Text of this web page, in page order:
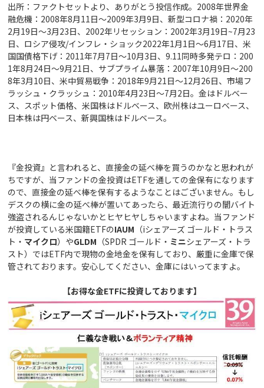
出所：ファクトセットより、ありがとう投信作成。2008年世界金
融危機：2008年8月11日～2009年3月9日、新型コロナ禍：2020年
2月19日～3月23日、2002年リセッション：2002年3月19日~7月23
日、ロシア侵攻/インフレ・ショック2022年1月1日～6月17日、米
国国債格下げ：2011年7月7日～10月3日、9.11同時多発テロ：200
1年8月24日～9月21日、サブプライム暴落：2007年10月9日～200
8年3月10日、米中貿易戦争：2018年9月21日～12月26日、市場フ
ラッシュ・クラッシュ：2010年4月23日～7月2日。金はドルベー
ス、スポット価格、米国株はドルベース、欧州株はユーロベース、
日本株は円ベース、新興国株はドルベース。
『金投資』と言われると、直接金の延べ棒を買うのかなと思われが
ちですが、当ファンドの金投資はETFを通しての金保有になります
ので、直接金の延べ棒を保有するようなことはございません。もし
デスクの横に金の延べ棒が置いてあったら、最近流行りの闇バイト
強盗されるんじゃないかとヒヤヒヤしちゃいますよね。当ファンド
が投資している米国籍ETFのIAUM （iシェアーズ ゴールド・トラス
ト・ マイクロ）やGLDM （SPDR ゴールド・ ミニシェアーズ・トラ
スト）ではETF内で現物の金地金を保有しており、厳重に金庫で保
管されております。安心してください、金庫にはいってますよ。
【お得な金ETFに投資しております】